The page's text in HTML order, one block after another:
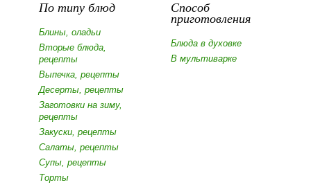
По типу блюд
Блины, оладьи
Вторые блюда,
рецепты
Выпечка, рецепты
Десерты, рецепты
Заготовки на зиму,
рецепты
Закуски, рецепты
Салаты, рецепты
Супы, рецепты
Торты
Способ
приготовления
Блюда в духовке
В мультиварке